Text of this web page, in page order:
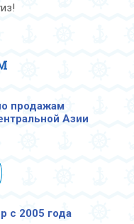
продажам
Азии
с 2005 года